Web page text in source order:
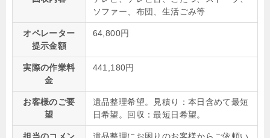
ソファー、布団、生活ごみ等
オペレーター
提示金額
64,800円
実際の作業料
金
441,180円
お客様のご要
望
遺品整理希望。見積り：本日含めて最短
日希望。回収：最短日希望。